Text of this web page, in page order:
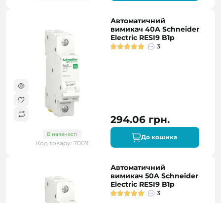
В наявності
Код товару: 7009
Автоматичний
вимикач 40A Schneider
Electric RESI9 B1р
3
294.06 грн.
До кошика
Автоматичний
вимикач 50A Schneider
Electric RESI9 B1р
3